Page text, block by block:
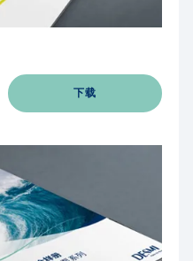
下载